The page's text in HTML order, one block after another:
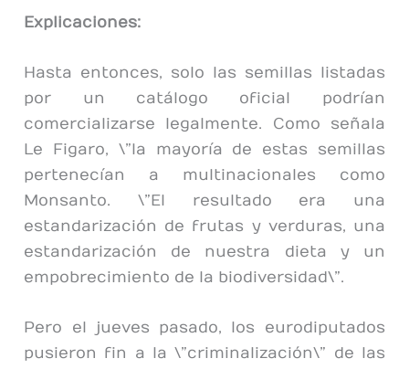
Explicaciones:
Hasta entonces, solo las semillas listadas
por un catálogo oficial podrían
comercializarse legalmente. Como señala
Le Figaro, \”la mayoría de estas semillas
pertenecían a multinacionales como
Monsanto. \”El resultado era una
estandarización de frutas y verduras, una
estandarización de nuestra dieta y un
empobrecimiento de la biodiversidad\”.
Pero el jueves pasado, los eurodiputados
pusieron fin a la \”criminalización\” de las